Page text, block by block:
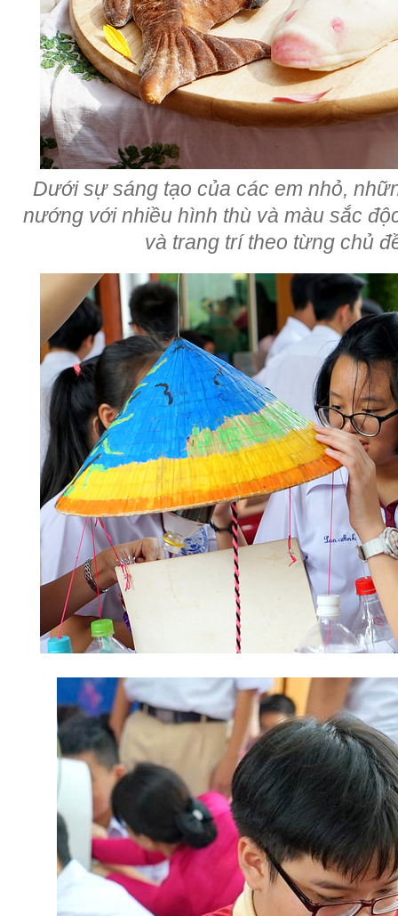
Dưới sự sáng tạo của các em nhỏ,
nướng với nhiều hình thù và màu sắc
và trang trí theo từng chủ